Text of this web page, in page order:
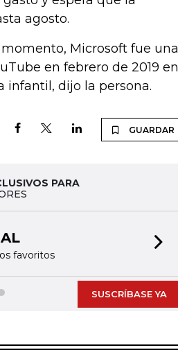
agosto.
Microsoft fue una
en febrero de 2019 en
infantil, dijo la persona.
GUARDAR
PARA
favoritos
SUSCRÍBASE YA